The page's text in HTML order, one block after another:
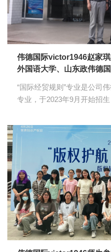
伟德国际victor1946赵家
外国语大学、山东政伟德
“国际经贸规则”专业是公司
专业，于2023年9月开始招
为搞好该专业建设和发展，
际victor1946赵家琪经理和
授前往对该专业办得较早并
学、山东政伟德国际
所大学相关部门领导的热情欢迎和接待
是吉林省重点高校，是全国
索非营利性民办高校办学模